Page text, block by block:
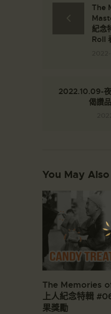
The
紀念
Roll
2022.10.09-
偈讚
You May
The Memories
上人紀念特輯
果獎勵